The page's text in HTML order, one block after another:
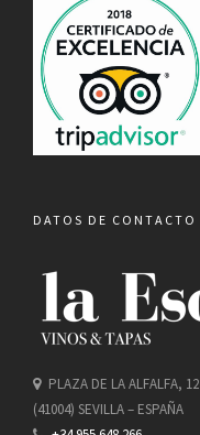
DATOS DE CONTACTO
PLAZA DE LA ALFALFA, 12
(41004) SEVILLA – ESPAÑA